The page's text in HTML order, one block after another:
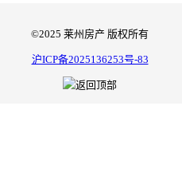
©2025 莱州房产 版权所有
沪ICP备2025136253号-83